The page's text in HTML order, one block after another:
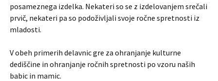
posameznega izdelka. Nekateri so se z izdelovanjem srečali
prvič, nekateri pa so podoživljali svoje ročne spretnosti iz
mladosti.
V obeh primerih delavnic gre za ohranjanje kulturne
dediščine in ohranjanje ročnih spretnosti po vzoru naših
babic in mamic.